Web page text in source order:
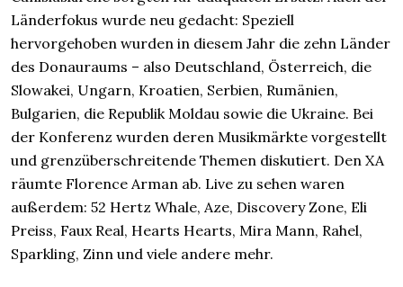
Länderfokus wurde neu gedacht: Speziell
hervorgehoben wurden in diesem Jahr die zehn Länder
des Donauraums – also Deutschland, Österreich, die
Slowakei, Ungarn, Kroatien, Serbien, Rumänien,
Bulgarien, die Republik Moldau sowie die Ukraine. Bei
der Konferenz wurden deren Musikmärkte vorgestellt
und grenzüberschreitende Themen diskutiert. Den XA
räumte Florence Arman ab. Live zu sehen waren
außerdem: 52 Hertz Whale, Aze, Discovery Zone, Eli
Preiss, Faux Real, Hearts Hearts, Mira Mann, Rahel,
Sparkling, Zinn und viele andere mehr.